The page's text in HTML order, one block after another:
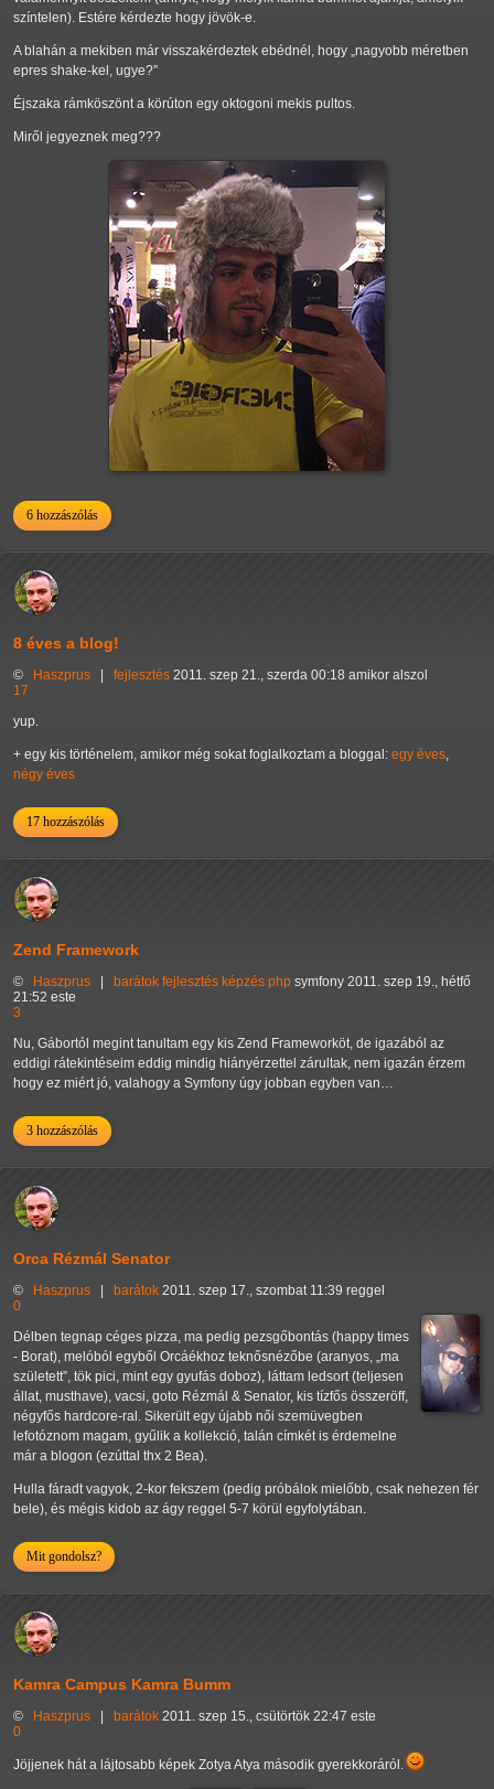
színtelen). Estére kérdezte hogy jövök-e.
A blahán a mekiben már visszakérdeztek ebédnél, hogy nagyobb méretben
epres shake-kel, ugye?
Éjszaka rámköszönt a körúton egy oktogoni mekis pultos.
Miről jegyeznek meg???
6 hozzászólás
8 éves a blog!
© Haszprus fejlesztés 2011. szep 21., szerda 00:18 amikor alszol
17
yup.
+ egy kis történelem, amikor még sokat foglalkoztam a bloggal: egy éves,
négy éves
17 hozzászólás
Zend Framework
© Haszprus barátok fejlesztés képzés php symfony 2011. szep 19., hétfő
21:52 este
3
Nu, Gábortól megint tanultam egy kis Zend Frameworköt, de igazából az
eddigi rátekintéseim eddig mindig hiányérzettel zárultak, nem igazán érzem
hogy ez miért jó, valahogy a Symfony úgy jobban egyben van…
3 hozzászólás
Orca Rézmál Senator
© Haszprus barátok 2011. szep 17., szombat 11:39 reggel
0
Délben tegnap céges pizza, ma pedig pezsgőbontás (happy times
- Borat), melóból egyből Orcáékhoz teknősnézőbe (aranyos, ma
született , tök pici, mint egy gyufás doboz), láttam ledsort (teljesen
állat, musthave), vacsi, goto Rézmál & Senator, kis tízfős összeröff,
négyfős hardcore-ral. Sikerült egy újabb női szemüvegben
lefotóznom magam, gyűlik a kollekció, talán címkét is érdemelne
már a blogon (ezúttal thx 2 Bea).
Hulla fáradt vagyok, 2-kor fekszem (pedig próbálok mielőbb, csak nehezen fér
bele), és mégis kidob az ágy reggel 5-7 körül egyfolytában.
Mit gondolsz?
Kamra Campus Kamra Bumm
© Haszprus barátok 2011. szep 15., csütörtök 22:47 este
0
Jöjjenek hát a lájtosabb képek Zotya Atya második gyerekkoráról.